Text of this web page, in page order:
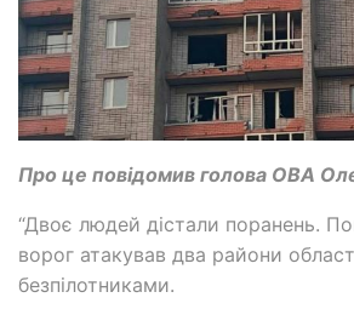
Про це повідомив голова ОВА
“Двоє людей дістали поранень.
ворог атакував два райони
безпілотниками.